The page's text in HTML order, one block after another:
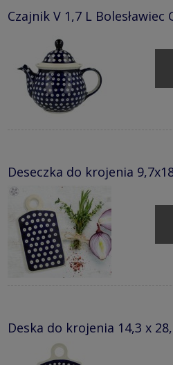
Czajnik V 1,7 L Bolesławiec
Deseczka do krojenia
Deska do krojenia 14,3 x